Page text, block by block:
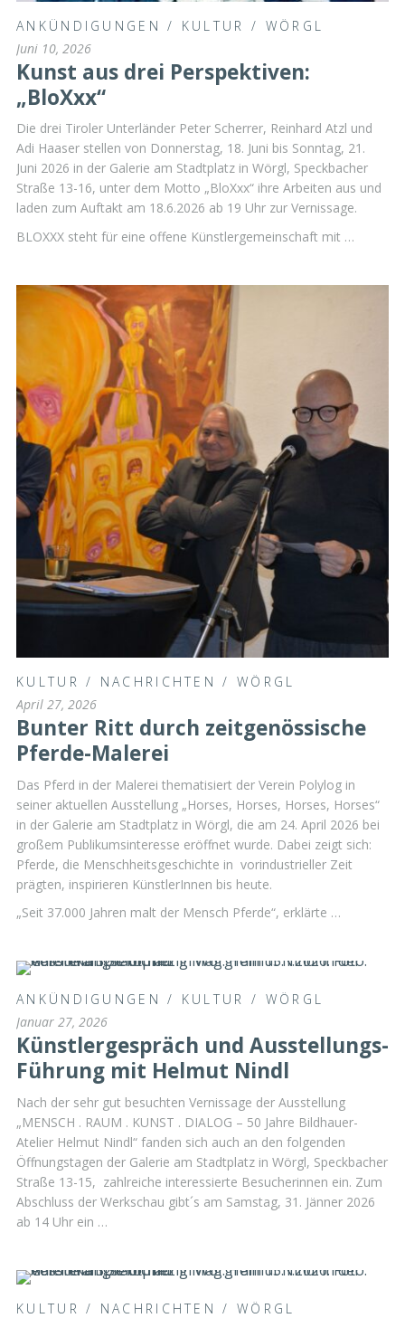
ANKÜNDIGUNGEN / KULTUR / WÖRGL
Juni 10, 2026
Kunst aus drei Perspektiven:
„BloXxx“
Die drei Tiroler Unterländer Peter Scherrer, Reinhard Atzl und
Adi Haaser stellen von Donnerstag, 18. Juni bis Sonntag, 21.
Juni 2026 in der Galerie am Stadtplatz in Wörgl, Speckbacher
Straße 13-16, unter dem Motto „BloXxx“ ihre Arbeiten aus und
laden zum Auftakt am 18.6.2026 ab 19 Uhr zur Vernissage.
BLOXXX steht für eine offene Künstlergemeinschaft mit …
KULTUR / NACHRICHTEN /WÖRGL
April 27, 2026
Bunter Ritt durch zeitgenössische
Pferde-Malerei
Das Pferd in der Malerei thematisiert der Verein Polylog in
seiner aktuellen Ausstellung „Horses, Horses, Horses, Horses“
in der Galerie am Stadtplatz in Wörgl, die am 24. April 2026 bei
großem Publikumsinteresse eröffnet wurde. Dabei zeigt sich:
Pferde, die Menschheitsgeschichte in vorindustrieller Zeit
prägten, inspirieren KünstlerInnen bis heute.
„Seit 37.000 Jahren malt der Mensch Pferde“, erklärte …
ANKÜNDIGUNGEN / KULTUR / WÖRGL
Januar 27, 2026
Künstlergespräch und Ausstellungs-
Führung mit Helmut Nindl
Nach der sehr gut besuchten Vernissage der Ausstellung
„MENSCH . RAUM . KUNST . DIALOG – 50 Jahre Bildhauer-
Atelier Helmut Nindl“ fanden sich auch an den folgenden
Öffnungstagen der Galerie am Stadtplatz in Wörgl, Speckbacher
Straße 13-15, zahlreiche interessierte Besucherinnen ein. Zum
Abschluss der Werkschau gibt´s am Samstag, 31. Jänner 2026
ab 14 Uhr ein …
KULTUR / NACHRICHTEN /WÖRGL